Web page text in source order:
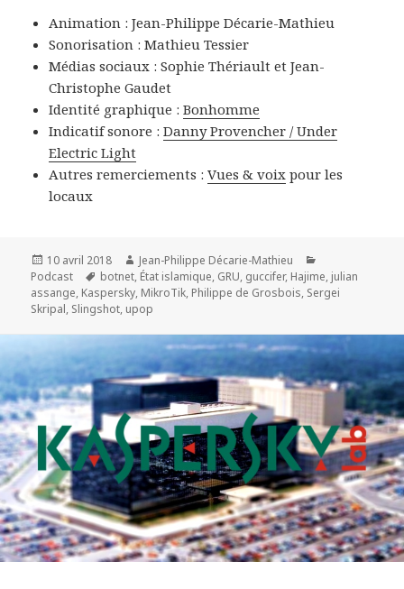
Animation : Jean-Philippe Décarie-Mathieu
Sonorisation : Mathieu Tessier
Médias sociaux : Sophie Thériault et Jean-
Christophe Gaudet
Identité graphique :Bonhomme
Indicatif sonore :Danny Provencher / Under
Electric Light
Autres remerciements :Vues & voix pour les
locaux
Publié
le
10 avril 2018 Auteur
Jean-Philippe Décarie-Mathieu
Podcast
Mots-
clés
botnet, État islamique, GRU, guccifer, Hajime, julian
assange, Kaspersky, MikroTik, Philippe de Grosbois, Sergei
Skripal, Slingshot, upop